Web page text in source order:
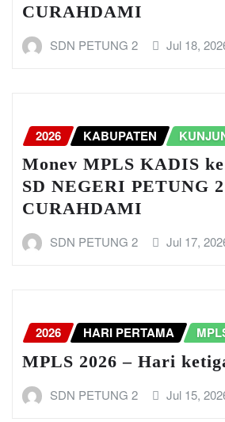
CURAHDAMI
SDN PETUNG 2 Jul 18,
2026 KABUPATEN
Monev MPLS KADIS
SD NEGERI PETUNG 2
CURAHDAMI
SDN PETUNG 2 Jul 17,
2026 HARI PERTAMA
MPLS 2026 – Hari
SDN PETUNG 2 Jul 15,